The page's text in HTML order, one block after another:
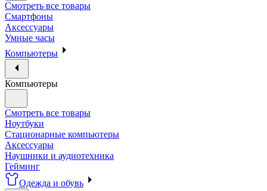
Смотреть все товары
Смартфоны
Аксессуары
Умные часы
Компьютеры
Компьютеры
Смотреть все товары
Ноутбуки
Стационарные компьютеры
Аксессуары
Наушники и аудиотехника
Гейминг
Одежда и обувь